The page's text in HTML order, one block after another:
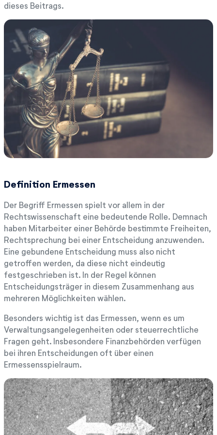
dieses Beitrags.
Definition Ermessen
Der Begriff Ermessen spielt vor allem in der
Rechtswissenschaft eine bedeutende Rolle. Demnach
haben Mitarbeiter einer Behörde bestimmte Freiheiten,
Rechtsprechung bei einer Entscheidung anzuwenden.
Eine gebundene Entscheidung muss also nicht
getroffen werden, da diese nicht eindeutig
festgeschrieben ist. In der Regel können
Entscheidungsträger in diesem Zusammenhang aus
mehreren Möglichkeiten wählen.
Besonders wichtig ist das Ermessen, wenn es um
Verwaltungsangelegenheiten oder steuerrechtliche
Fragen geht. Insbesondere Finanzbehörden verfügen
bei ihren Entscheidungen oft über einen
Ermessensspielraum.